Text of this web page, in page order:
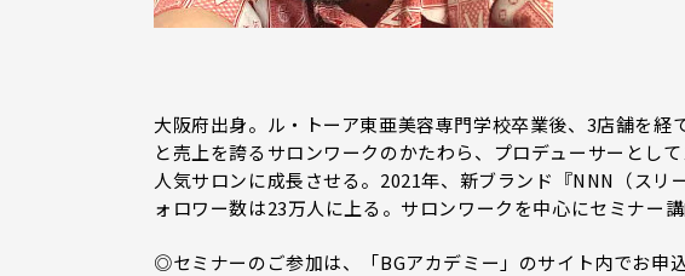
大阪府出身。ル・トーア東亜美容専門学校卒業後、3店舗を
と売上を誇るサロンワークのかたわら、プロデューサーとし
人気サロンに成長させる。2021年、新ブランド『NNN（ス
ォロワー数は23万人に上る。サロンワークを中心にセミナー
◎セミナーのご参加は、「BGアカデミー」のサイト内でお申